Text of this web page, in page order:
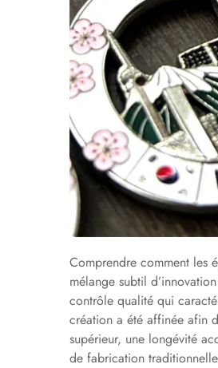
Comprendre comment les
mélange subtil
contrôle qualité qui
création a été affinée afin
supérieur, une longévité
de fabrication